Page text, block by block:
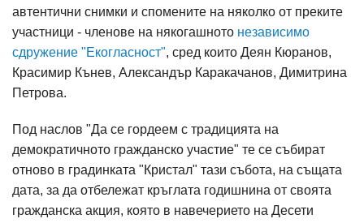
автентични снимки и спомените на няколко от преките
участници - членове на някогашното независимо
сдружение "Екогласност", сред които Деян Кюранов,
Красимир Кънев, Александър Каракачанов, Димитрина
Петрова.
Под наслов "Да се гордеем с традицията на
демократичното гражданско участие" те се събират
отново в градинката "Кристал" тази събота, на същата
дата, за да отбележат кръглата годишнина от своята
гражданска акция, която в навечерието на Десети